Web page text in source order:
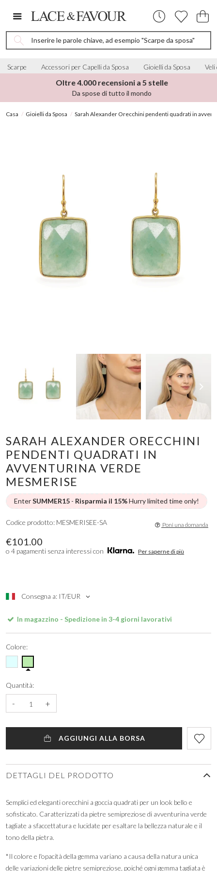
Inserire le parole chiave, ad esempio "Scarpe da sposa"
Scarpe Accessori per Capelli da Sposa Gioielli da Sposa Veli
Oltre 4.000 recensioni a 5 stelle
Da spose di tutto il mondo
Casa Gioielli da Sposa Sarah Alexander Orecchini pendenti quadrati in
SARAH ALEXANDER ORECCHINI
PENDENTI QUADRATI IN
AVVENTURINA VERDE
MESMERISE
EnterSUMMER15 - Risparmia il 15%Hurry limited time only!
€101.00
o 4 pagamenti senza interessi con Per saperne di più
Consegna a: IT/EUR
Codice prodotto: MESMERISEE-SA Poni una domanda
In magazzino - Spedizione in 3-4 giorni lavorativi
Colore:
Quantità:
- +
AGGIUNGI ALLA BORSA
DETTAGLI DEL PRODOTTO
Semplici ed eleganti orecchini a goccia quadrati per un look bello e
sofisticato. Caratterizzati da pietre semipreziose di avventurina verde
tagliate a sfaccettatura e lucidate per esaltare la bellezza naturale e il
tono della pietra.
*Il colore e l'opacità della gemma variano a causa della natura unica
delle variazioni delle pietre semipreziose, poiché ogni gemma tagliata è